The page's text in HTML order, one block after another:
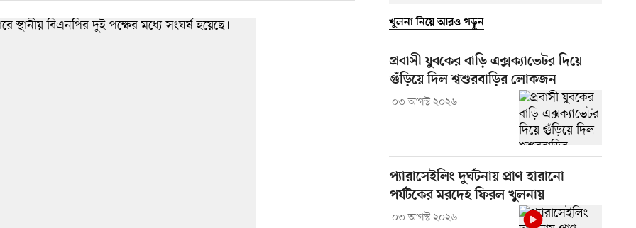
খুলনা নিয়ে আরও পড়ুন
প্রবাসী যুবকের বাড়ি এক্সক্যাভেটর দিয়ে
গুঁড়িয়ে দিল শ্বশুরবাড়ির লোকজন
০৩ আগস্ট ২০২৬
প্যারাসেইলিং দুর্ঘটনায় প্রাণ হারানো
পর্যটকের মরদেহ ফিরল খুলনায়
০৩ আগস্ট ২০২৬